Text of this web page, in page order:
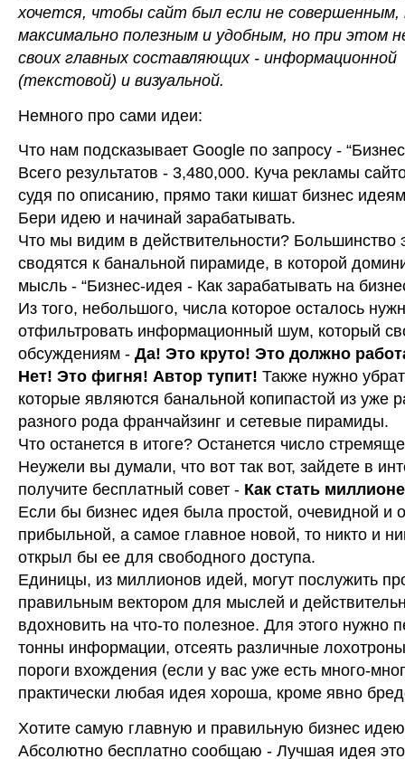
хочется, чтобы сайт был если не
максимально полезным и удобным, но при этом
своих главных составляющих - информационной
(текстовой) и визуальной.
Немного про сами идеи:
Что нам подсказывает Google по запросу -
Всего результатов - 3,480,000. Куча рекламы
судя по описанию, прямо таки кишат бизнес
Бери идею и начинай зарабатывать.
Что мы видим в действительности? Большинство
сводятся к банальной пирамиде, в которой
мысль - “Бизнес-идея - Как зарабатывать на
Из того, небольшого, числа которое осталось
отфильтровать информационный шум, который
обсуждениям - Да! Это круто! Это должно
Нет! Это фигня! Автор тупит! Также нужно
которые являются банальной копипастой из уже
разного рода франчайзинг и сетевые пирамиды.
Что останется в итоге? Останется число
Неужели вы думали, что вот так вот, зайдете в
получите бесплатный совет - Как стать
Если бы бизнес идея была простой, очевидной и
прибыльной, а самое главное новой, то никто и
открыл бы ее для свободного доступа.
Единицы, из миллионов идей, могут послужить
правильным вектором для мыслей и
вдохновить на что-то полезное. Для этого нужно
тонны информации, отсеять различные
пороги вхождения (если у вас уже есть много-
практически любая идея хороша, кроме явно
Хотите самую главную и правильную бизнес
Абсолютно бесплатно сообщаю - Лучшая идея